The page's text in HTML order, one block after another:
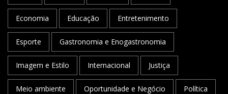
Economia Educação Entretenimento
Esporte Gastronomia e Enogastronomia
Imagem e Estilo Internacional Justiça
Meio ambiente Oportunidade e Negócio Política